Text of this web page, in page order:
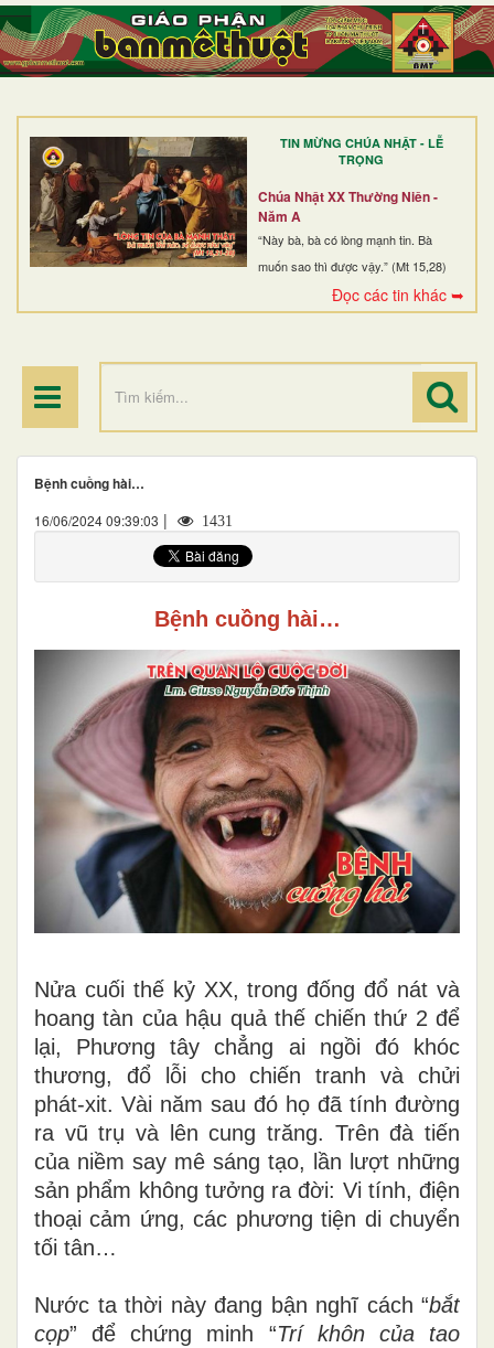
TIN MỪNG CHÚA NHẬT - LỄ
TRỌNG
Chúa Nhật XX Thường Niên -
Năm A
“Này bà, bà có lòng mạnh tin. Bà
muốn sao thì được vậy.” (Mt 15,28)
Đọc các tin khác ➥
TRANG NHẤT
GIỚI THIỆU
DÒNG TU
BAN MỤC VỤ
ĐOÀN THỂ CG
Bệnh cuồng hài…
16/06/2024 09:39:03 | 1431
Bệnh cuồng hài…
Nửa cuối thế kỷ XX, trong đống đổ nát và
hoang tàn của hậu quả thế chiến thứ 2 để
lại, Phương tây chẳng ai ngồi đó khóc
thương, đổ lỗi cho chiến tranh và chửi
phát-xit. Vài năm sau đó họ đã tính đường
ra vũ trụ và lên cung trăng. Trên đà tiến
của niềm say mê sáng tạo, lần lượt những
sản phẩm không tưởng ra đời: Vi tính, điện
thoại cảm ứng, các phương tiện di chuyển
tối tân…
Nước ta thời này đang bận nghĩ cách “bắt
cọp” để chứng minh “Trí khôn của tao